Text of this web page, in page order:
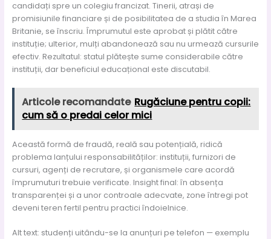
candidați spre un colegiu francizat. Tinerii, atrași de
promisiunile financiare și de posibilitatea de a studia în Marea
Britanie, se înscriu. Împrumutul este aprobat și plătit către
instituție; ulterior, mulți abandonează sau nu urmează cursurile
efectiv. Rezultatul: statul plătește sume considerabile către
instituții, dar beneficiul educațional este discutabil.
Articole recomandate Rugăciune pentru copii:
cum să o predai celor mici
Această formă de fraudă, reală sau potențială, ridică
problema lanțului responsabilităților: instituții, furnizori de
cursuri, agenți de recrutare, și organismele care acordă
împrumuturi trebuie verificate. Insight final: în absența
transparenței și a unor controale adecvate, zone întregi pot
deveni teren fertil pentru practici îndoielnice.
Alt text: studenți uitându-se la anunțuri pe telefon — exemplu